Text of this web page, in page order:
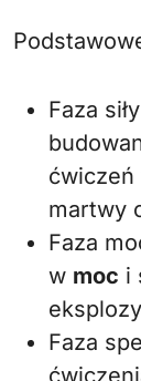
Faza
ćwiczeń
martwy
Faza
w moc i
Faza